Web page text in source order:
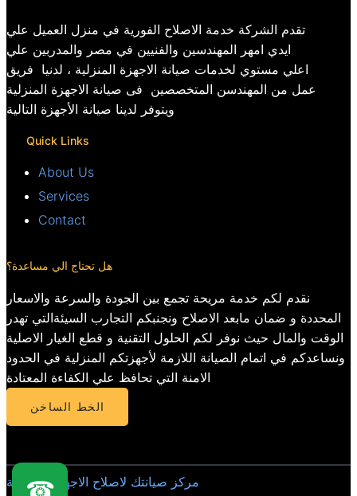
تقدم الشركة خدمة الاصلاح الفورية في منزل العميل علي
ايدي امهر المهندسين والفنيين في مصر والمدربين علي
اعلي مستوي لخدمات صيانة الاجهزة المنزلية ، لدنيا فريق
عمل من المهندسن المتخصصين فى صيانة الاجهزة المنزلية
ويتوفر لدينا صيانة الأجهزة التالية
Quick Links
About Us
Services
Contact
هل تحتاج الي مساعدة؟
نقدم لكم خدمة مريحة تجمع بين الجودة والسرعة والاسعار
المحددة و ضمان مابعد الاصلاح ونجنبكم التجارب السيئةالتي تهدر
الوقت والمال حيث نوفر لكم الحلول التقنية و قطع الغيار الاصلية
ونساعدكم في اتمام الصيانة اللازمة لأجهزتكم المنزلية في الحدود
الامنة التي تحافظ علي الكفاءة المعتادة
الخط الساخن
مركز صيانتك لاصلاح الاجهزة المنزلية
☎